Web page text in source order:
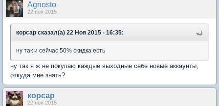
Agnosto
22 ноя 2015
корсар сказал(а) 22 Ноя 2015 - 16:35:
ну так и сейчас 50% скидка есть
ну так я ж не покупаю каждые выходные себе новые аккаунты,
откуда мне знать?
корсар
22 ноя 2015